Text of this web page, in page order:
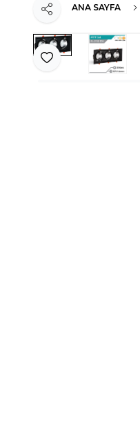
ANA SAYFA
Favoriye Ekle
Paylaş